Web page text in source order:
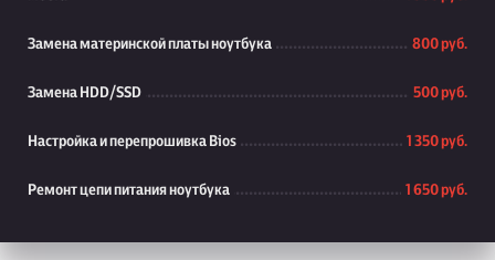
Замена материнской платы ноутбука 800 руб.
Замена HDD/SSD 500 руб.
Настройка и перепрошивка Bios 1 350 руб.
Ремонт цепи питания ноутбука 1 650 руб.